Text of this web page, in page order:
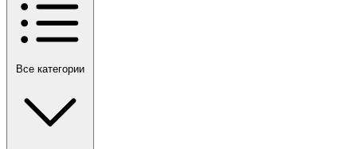
Все категории